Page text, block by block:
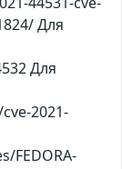
Для
Для
2021-
FEDORA-